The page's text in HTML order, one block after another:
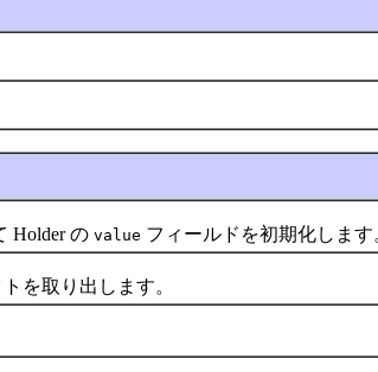
Holder の value フィールドを初期化します
を取り出します。